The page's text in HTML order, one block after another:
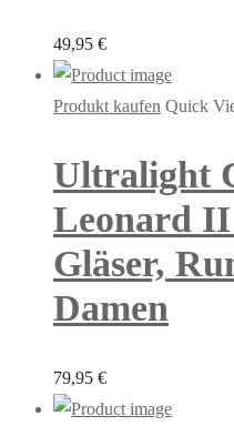
49,95 €
Produkt kaufen Quick
Ultralight
Leonard II
Gläser,
Damen
79,95 €